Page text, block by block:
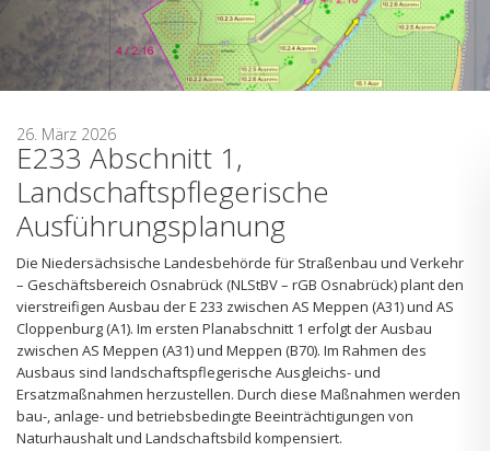
26. März 2026
E233 Abschnitt 1,
Landschaftspflegerische
Ausführungsplanung
Die Niedersächsische Landesbehörde für Straßenbau und Verkehr
– Geschäftsbereich Osnabrück (NLStBV – rGB Osnabrück) plant den
vierstreifigen Ausbau der E 233 zwischen AS Meppen (A31) und AS
Cloppenburg (A1). Im ersten Planabschnitt 1 erfolgt der Ausbau
zwischen AS Meppen (A31) und Meppen (B70). Im Rahmen des
Ausbaus sind landschaftspflegerische Ausgleichs- und
Ersatzmaßnahmen herzustellen. Durch diese Maßnahmen werden
bau-, anlage- und betriebsbedingte Beeinträchtigungen von
Naturhaushalt und Landschaftsbild kompensiert.